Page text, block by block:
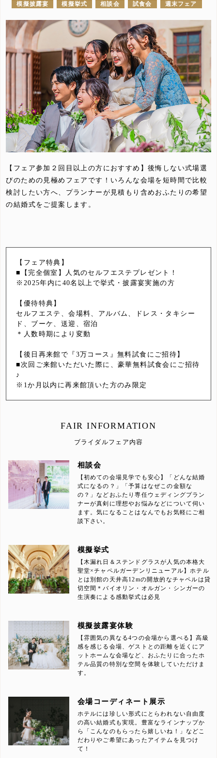
模擬披露宴
模擬挙式 相談会 試食会 週末フェア
【フェア参加２回目以上の方におすすめ】後悔しない式場選
びのための見極めフェアです！いろんな会場を短時間で比較
検討したい方へ、プランナーが見積もり含めおふたりの希望
の結婚式をご提案します。
【フェア特典】
■【完全個室】人気のセルフエステプレゼント！
※2025年内に40名以上で挙式・披露宴実施の方
【優待特典】
セルフエステ、会場料、アルバム、ドレス・タキシー
ド、ブーケ、送迎、宿泊
＊人数時期により変動
【後日再来館で『3万コース』無料試食にご招待】
■次回ご来館いただいた際に、豪華無料試食会にご招待
♪
※1か月以内に再来館頂いた方のみ限定
FAIR INFORMATION
ブライダルフェア内容
相談会
【初めての会場見学でも安心】「どんな結婚
式になるの？」「予算はなぜこの金額な
の？」などおふたり専任ウェディングプラン
ナーが真剣に理想やお悩みなどについて伺い
ます。気になることはなんでもお気軽にご相
談下さい。
模擬挙式
【木漏れ日＆ステンドグラスが人気の本格大
聖堂×チャペルガーデンリニューアル】ホテル
とは別館の天井高12mの開放的なチャペルは貸
切空間＊バイオリン・オルガン・シンガーの
生演奏による感動挙式は必見
模擬披露宴体験
【雰囲気の異なる4つの会場から選べる】高級
感を感じる会場、ゲストとの距離を近くにア
ットホームな会場など、おふたりに合ったホ
テル品質の特別な空間を体験していただけま
す。
会場コーディネート展示
ホテルには珍しい形式にとらわれない自由度
の高い結婚式も実現。豊富なラインナップか
ら「こんなのもらったら嬉しいね！」などこ
だわりやご希望にあったアイテムを見つけ
て！